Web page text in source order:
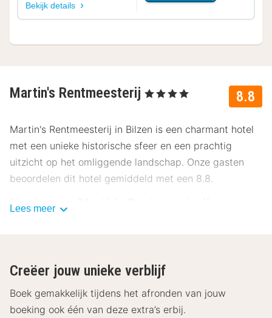
Bekijk details
8.8
Martin's Rentmeesterij , 4 Sterren
Martin's Rentmeesterij in Bilzen is een charmant hotel
met een unieke historische sfeer en een prachtig
uitzicht op het omliggende landschap. Onze gasten
beoordelen dit hotel gemiddeld met een 8.8.
Ligging van Martin's Rentmeesterij
de buurt:
Alden Biesen Kasteel op 550 meter
Nationaal Park Hoge Kempen op 12 kilometer
Lees meer
Creëer jouw unieke verblijf
Boek gemakkelijk tijdens het afronden van jouw
boeking ook één van deze extra’s erbij.